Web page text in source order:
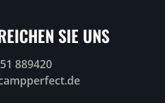
SIE UNS
889420